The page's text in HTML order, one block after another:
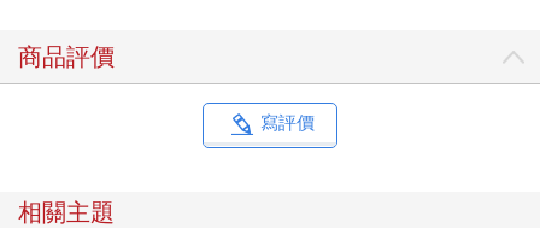
商品評價
寫評價
相關主題